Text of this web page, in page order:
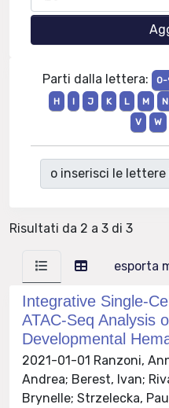
Parti dalla lettera: 0-
H
I J K L M N
V
W
o inserisci le lettere
Risultati da 2 a 3 di 3
esporta
Integrative Single-
ATAC-Seq Analysis
Developmental
2021-01-01 Ranzoni,
Andrea; Berest, Ivan;
Brynelle; Strzelecka,